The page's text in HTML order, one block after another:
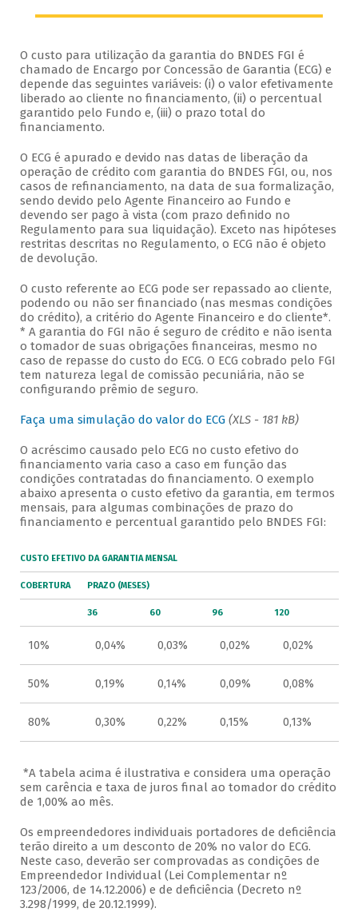
O custo para utilização da garantia do BNDES FGI é
chamado de Encargo por Concessão de Garantia (ECG) e
depende das seguintes variáveis: (i) o valor efetivamente
liberado ao cliente no financiamento, (ii) o percentual
garantido pelo Fundo e, (iii) o prazo total do
financiamento.
O ECG é apurado e devido nas datas de liberação da
operação de crédito com garantia do BNDES FGI, ou, nos
casos de refinanciamento, na data de sua formalização,
sendo devido pelo Agente Financeiro ao Fundo e
devendo ser pago à vista (com prazo definido no
Regulamento para sua liquidação). Exceto nas hipóteses
restritas descritas no Regulamento, o ECG não é objeto
de devolução.
O custo referente ao ECG pode ser repassado ao cliente,
podendo ou não ser financiado (nas mesmas condições
do crédito), a critério do Agente Financeiro e do cliente*.
* A garantia do FGI não é seguro de crédito e não isenta
o tomador de suas obrigações financeiras, mesmo no
caso de repasse do custo do ECG. O ECG cobrado pelo FGI
tem natureza legal de comissão pecuniária, não se
configurando prêmio de seguro.
Faça uma simulação do valor do ECG (XLS - 181 kB)
O acréscimo causado pelo ECG no custo efetivo do
financiamento varia caso a caso em função das
condições contratadas do financiamento. O exemplo
abaixo apresenta o custo efetivo da garantia, em termos
mensais, para algumas combinações de prazo do
financiamento e percentual garantido pelo BNDES FGI:
CUSTO EFETIVO DA GARANTIA MENSAL
COBERTURA PRAZO (MESES)
36 60 96 120
10% 0,04% 0,03% 0,02% 0,02%
50% 0,19% 0,14% 0,09% 0,08%
80% 0,30% 0,22% 0,15% 0,13%
*A tabela acima é ilustrativa e considera uma operação
sem carência e taxa de juros final ao tomador do crédito
de 1,00% ao mês.
Os empreendedores individuais portadores de deficiência
terão direito a um desconto de 20% no valor do ECG.
Neste caso, deverão ser comprovadas as condições de
Empreendedor Individual (Lei Complementar nº
123/2006, de 14.12.2006) e de deficiência (Decreto nº
3.298/1999, de 20.12.1999).